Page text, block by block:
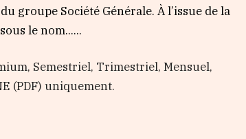
groupe Société Générale. À l’issue de la
le nom…...
Semestriel, Trimestriel, Mensuel,
(PDF) uniquement.